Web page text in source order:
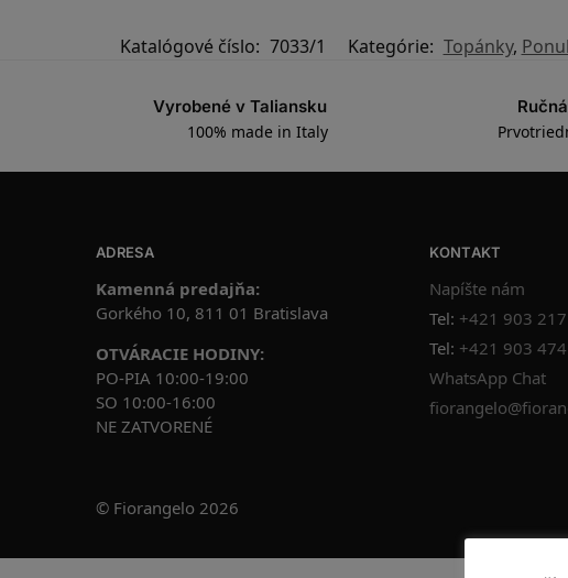
Katalógové číslo: 7033/1 Kategórie: Topánky,
Vyrobené v Taliansku
100% made in Italy
ADRESA
Kamenná predajňa:
Gorkého 10, 811 01 Bratislava
OTVÁRACIE HODINY:
PO-PIA 10:00-19:00
SO 10:00-16:00
NE ZATVORENÉ
KONTAKT
Napíšte nám
Tel: +421 903
Tel: +421 903
WhatsApp Chat
© Fiorangelo 2026